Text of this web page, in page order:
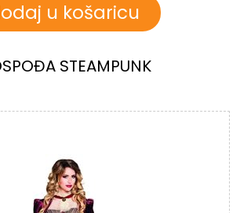
STEAMPUNK